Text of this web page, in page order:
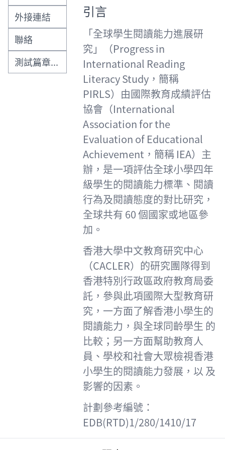
外接連結
聯絡
測試篇章示例下載
引言
「全球學生閱讀能力進展研
究」（Progress in
International Reading
Literacy Study，簡稱
PIRLS）由國際教育成績評估
協會（International
Association for the
Evaluation of Educational
Achievement，簡稱 IEA）主
辦，是一項評估全球小學四年
級學生的閱讀能力標準、閱讀
行為及閱讀態度的對比研究，
全球共有 60 個國家或地區參
加。
香港大學中文教育研究中心
（CACLER）的研究團隊得到
香港特別行政區政府教育局委
託，參與此項國際大型教育研
究，一方面了解香港小學生的
閱讀能力，與全球同齡學生 的
比較；另一方面幫助教育人
員、學校和社會大眾檢視香港
小學生的閱讀能力發展，以 及
影響的因素。
計劃參考編號：
EDB(RTD)1/280/1410/17